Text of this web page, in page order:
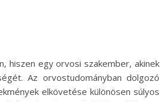
hiszen egy orvosi szakember, akinek
Az orvostudományban dolgozó
elkövetése különösen súlyos